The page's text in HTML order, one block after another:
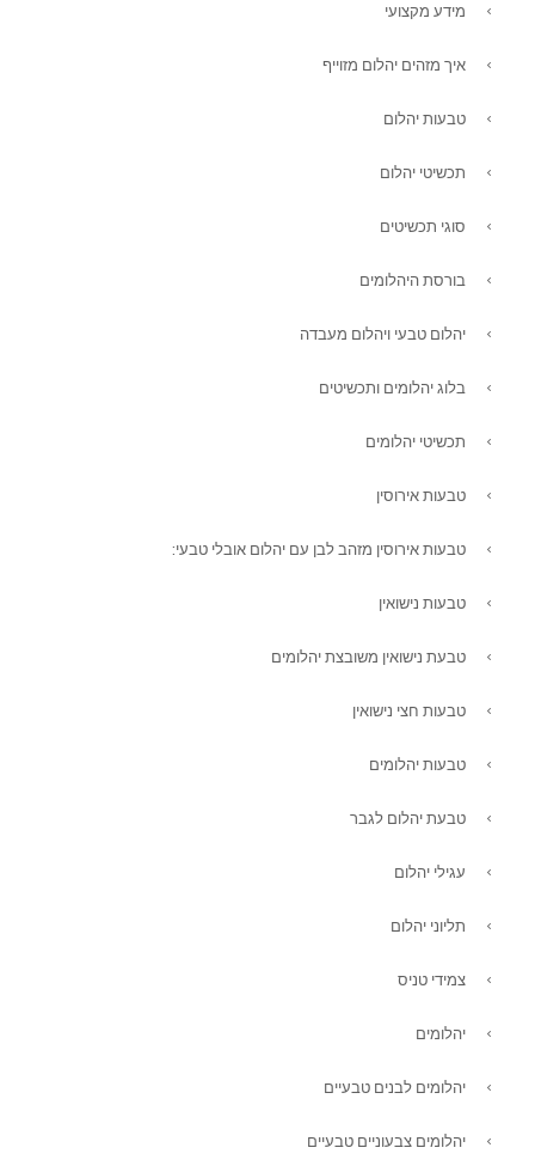
מידע מקצועי
איך מזהים יהלום מזוייף
טבעות יהלום
תכשיטי יהלום
סוגי תכשיטים
בורסת היהלומים
יהלום טבעי ויהלום מעבדה
בלוג יהלומים ותכשיטים
תכשיטי יהלומים
טבעות אירוסין
טבעות אירוסין מזהב לבן עם יהלום אובלי טבעי:
טבעות נישואין
טבעת נישואין משובצת יהלומים
טבעות חצי נישואין
טבעות יהלומים
טבעת יהלום לגבר
עגילי יהלום
תליוני יהלום
צמידי טניס
יהלומים
יהלומים לבנים טבעיים
יהלומים צבעוניים טבעיים